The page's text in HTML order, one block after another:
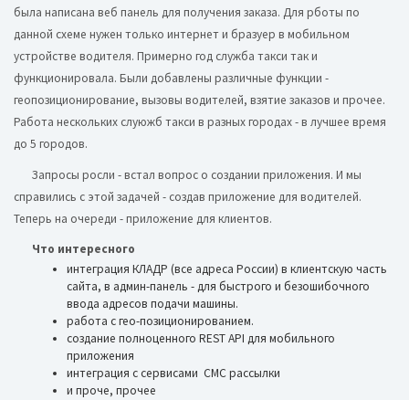
была написана веб панель для получения заказа. Для рботы по
данной схеме нужен только интернет и бразуер в мобильном
устройстве водителя. Примерно год служба такси так и
функционировала. Были добавлены различные функции -
геопозиционирование, вызовы водителей, взятие заказов и прочее.
Работа нескольких слуюжб такси в разных городах - в лучшее время
до 5 городов.
Запросы росли - встал вопрос о создании приложения. И мы
справились с этой задачей - создав приложение для водителей.
Теперь на очереди - приложение для клиентов.
Что интересного
интеграция КЛАДР (все адреса России) в клиентскую часть
сайта, в админ-панель - для быстрого и безошибочного
ввода адресов подачи машины.
работа с гео-позиционированием.
создание полноценного REST API для мобильного
приложения
интеграция с сервисами СМС рассылки
и проче, прочее